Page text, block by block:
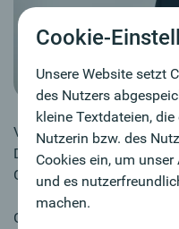
Vorbehaltlich der
Dr. Franz Gasselsberger
Geschäftsleitung der
Generaldirektor Dr. Franz
Cookie-
Unsere Website setzt
des Nutzers
kleine Textdateien,
Nutzerin bzw. des
Cookies ein, um
und es
machen.